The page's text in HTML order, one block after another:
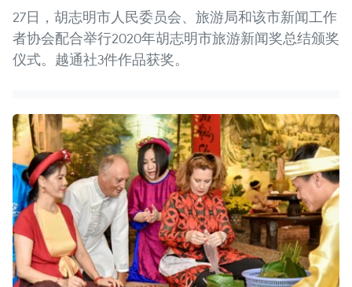
27日，胡志明市人民委员会、旅游局和该市新闻工作
者协会配合举行2020年胡志明市旅游新闻奖总结颁奖
仪式。越通社3件作品获奖。